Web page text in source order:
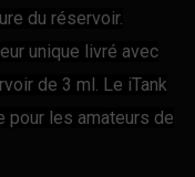
du réservoir.
unique livré avec
de 3 ml. Le iTank
pour les amateurs de